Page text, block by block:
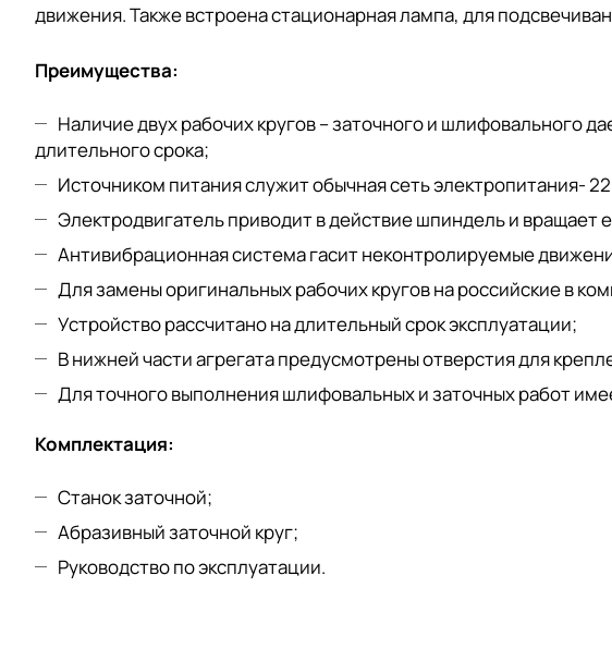
движения. Также встроена стационарная лампа, для
Преимущества:
Наличие двух рабочих кругов – заточного и шлифовального
длительного срока;
Источником питания служит обычная сеть электропитания-
Электродвигатель приводит в действие шпиндель и вращает
Антивибрационная система гасит неконтролируемые
Для замены оригинальных рабочих кругов на российские в
Устройство рассчитано на длительный срок эксплуатации;
В нижней части агрегата предусмотрены отверстия для
Для точного выполнения шлифовальных и заточных работ
Комплектация:
Станок заточной;
Абразивный заточной круг;
Руководство по эксплуатации.